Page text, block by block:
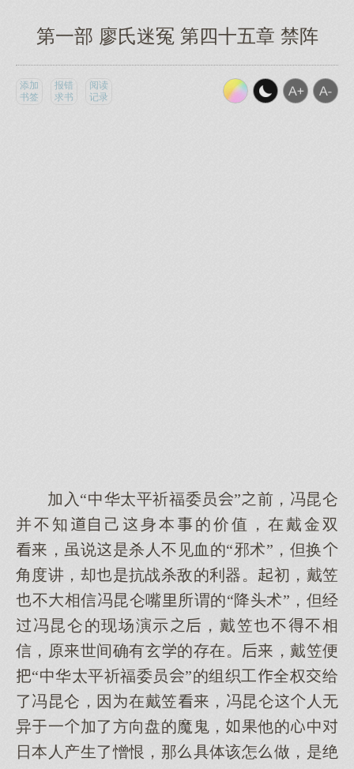
第一部 廖氏迷冤 第四十五章 禁阵
添加
书签
报错
求书
阅读
记录
加入“中华太平祈福委员”前，冯昆仑
并不知己身本的价值，在戴金双
，虽说是杀人不见血的“邪术”，但换
角度讲，却是抗战杀敌的利器。初，戴笠
不相信冯昆仑嘴所谓的“降头术”，但经
冯昆仑的现场演示，戴笠不不相
信，原世间确有玄的存在。，戴笠便
“中华太平祈福委员”的组织工全权给
了冯昆仑，因在戴笠，冯昆仑人无
异一加了方向盘的魔鬼，果他的中
日本人产生了憎恨，那具体该怎做，是绝